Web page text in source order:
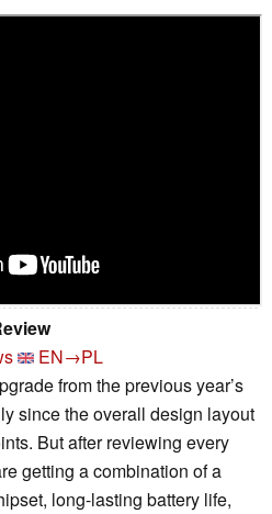
EN→PL
from the previous year’s
since the overall design layout
But after reviewing every
getting a combination of a
long-lasting battery life,